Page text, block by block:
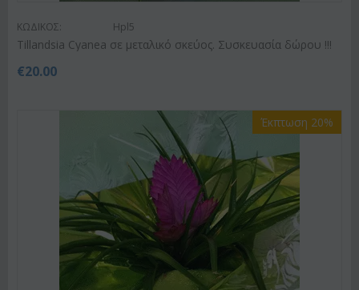
ΚΩΔΙΚΟΣ: Hpl5
Tillandsia Cyanea σε μεταλικό σκεύος. Συσκευασία δώρου !!!
€20.00
Έκπτωση 20%